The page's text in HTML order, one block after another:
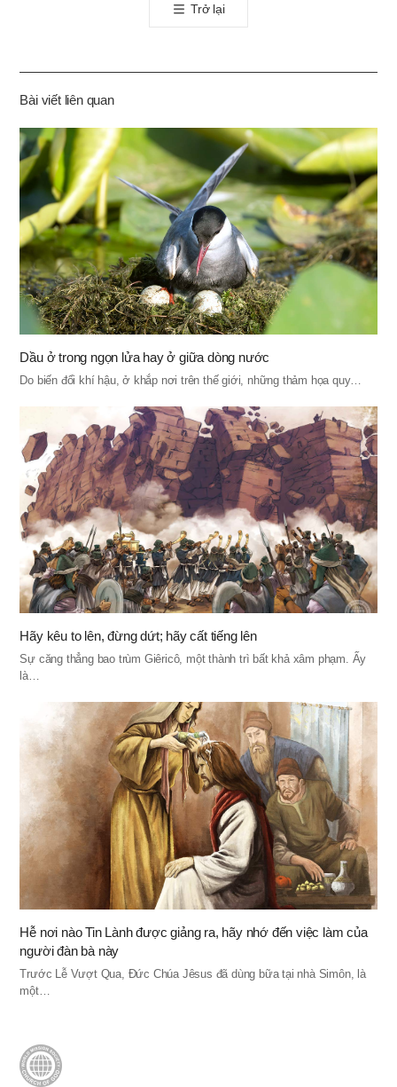
공
기
Trở lại
Bài viết liên quan
Dầu ở trong ngọn lửa hay ở giữa dòng nước
Do biến đổi khí hậu, ở khắp nơi trên thế giới, những thảm họa quy…
Hãy kêu to lên, đừng dứt; hãy cất tiếng lên
Sự căng thẳng bao trùm Giêricô, một thành trì bất khả xâm phạm. Ấy
là…
Hễ nơi nào Tin Lành được giảng ra, hãy nhớ đến việc làm của
người đàn bà này
Trước Lễ Vượt Qua, Đức Chúa Jêsus đã dùng bữa tại nhà Simôn, là
một…